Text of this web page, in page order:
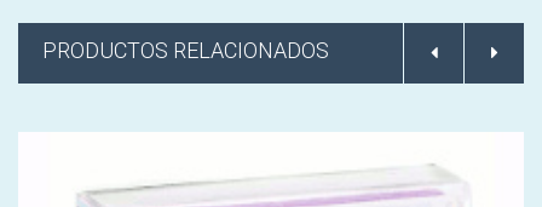
PRODUCTOS RELACIONADOS